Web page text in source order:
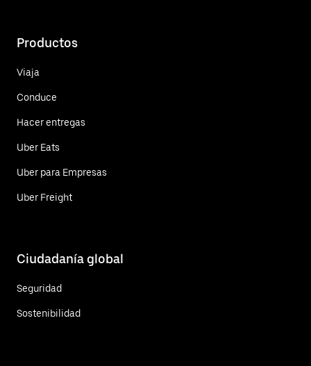
Productos
Viaja
Conduce
Hacer entregas
Uber Eats
Uber para Empresas
Uber Freight
Ciudadanía global
Seguridad
Sostenibilidad